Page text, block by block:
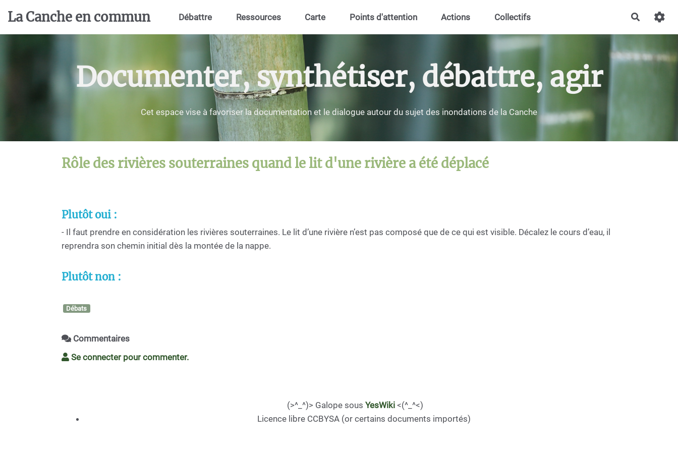
Aller au contenu principal
La Canche en commun Débattre Ressources Carte Points d'attention Actions Collectifs
Documenter, synthétiser, débattre, agir
Cet espace vise à favoriser la documentation et le dialogue autour du sujet des inondations de la Canche
Rôle des rivières souterraines quand le lit d'une rivière a été déplacé
Plutôt oui :
- Il faut prendre en considération les rivières souterraines. Le lit d’une rivière n’est pas composé que de ce qui est visible. Décalez le cours d’eau, il
reprendra son chemin initial dès la montée de la nappe.
Plutôt non :
Débats
Commentaires
Se connecter pour commenter.
(>^_^)> Galope sous YesWiki <(^_^<)
Licence libre CCBYSA (or certains documents importés)